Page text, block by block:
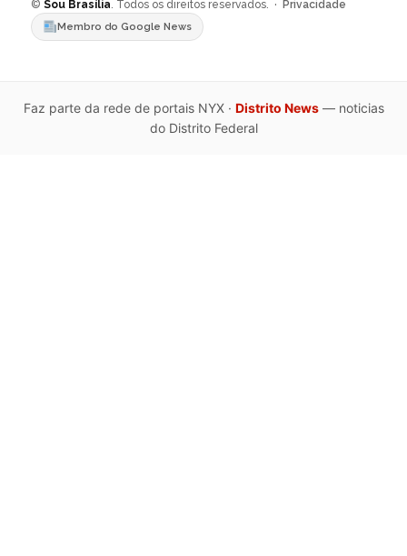
© Sou Brasília. Todos os direitos reservados. · Privacidade
Membro do Google News
Faz parte da rede de portais NYX · Distrito News— noticias
do Distrito Federal